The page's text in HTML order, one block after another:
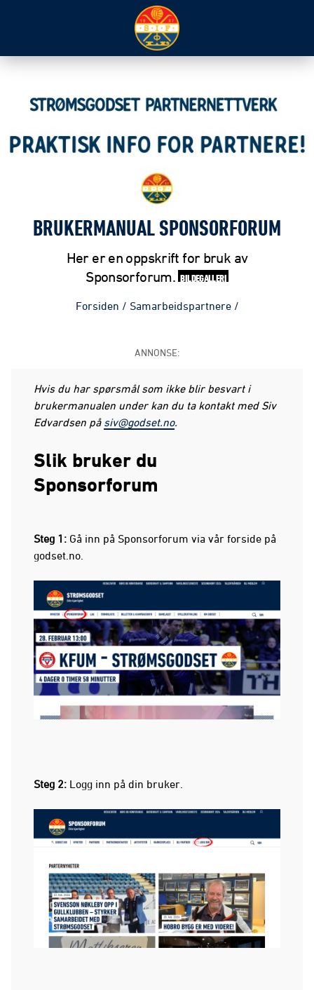
BRUKERMANUAL SPONSORFORUM
Her er en oppskrift for bruk av
Sponsorforum. BILDEGALLERI
Forsiden / Samarbeidspartnere /
ANNONSE:
Hvis du har spørsmål som ikke blir besvart i
brukermanualen under kan du ta kontakt med Siv
Edvardsen på siv@godset.no.
Slik bruker du
Sponsorforum
Steg 1: Gå inn på Sponsorforum via vår forside på
godset.no.
Steg 2: Logg inn på din bruker.